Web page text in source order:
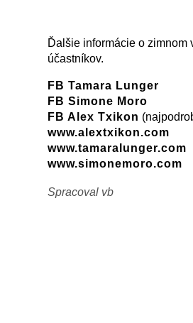
Ďalšie informácie o zimnom
účastníkov.
FB Tamara Lunger
FB Simone Moro
FB Alex Txikon
www.alextxikon.com
www.tamaralunger.com
www.simonemoro.com
Spracoval vb